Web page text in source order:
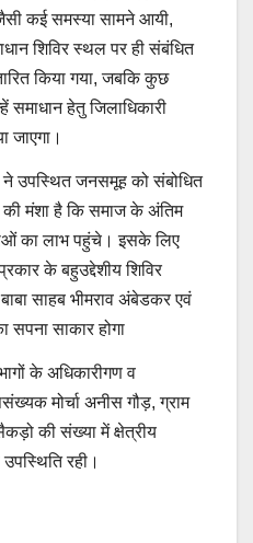
कई समस्या सामने आयी,
शिविर स्थल पर ही संबंधित
किया गया, जबकि कुछ
समाधान हेतु जिलाधिकारी
जाएगा।
उपस्थित जनसमूह को संबोधित
मंशा है कि समाज के अंतिम
का लाभ पहुंचे। इसके लिए
के बहुउद्देशीय शिविर
साहब भीमराव अंबेडकर एवं
सपना साकार होगा
के अधिकारीगण व
मोर्चा अनीस गौड़, ग्राम
की संख्या में क्षेत्रीय
उपस्थिति रही।